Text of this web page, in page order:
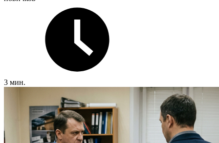
3 мин.